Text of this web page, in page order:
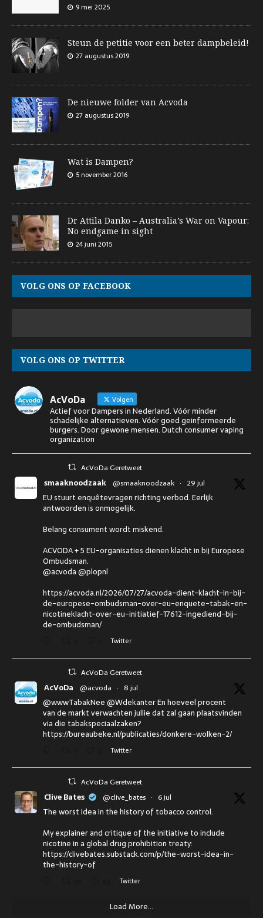
9 mei 2025
Steun de petitie voor een beter dampbeleid!
27 augustus 2019
De nieuwe folder van Acvoda
27 augustus 2019
Wat is Dampen?
5 november 2016
Dr Attila Danko – Australia’s War on Vapour:
No endgame in sight
24 juni 2015
VOLG ONS OP FACEBOOK
VOLG ONS OP TWITTER
AcVoDa Volgen
Actief voor Dampers in Nederland. Vóór minder
schadelijke alternatieven. Vóór goed geinformeerde
burgers. Door gewone mensen. Dutch consumer vaping
organization
AcVoDa Geretweet
smaaknoodzaak @smaaknoodzaak · 29 jul
EU stuurt enquêtevragen richting verbod. Eerlijk
antwoorden is onmogelijk.
Belang consument wordt miskend.
ACVODA + 5 EU-organisaties dienen klacht in bij Europese
Ombudsman.
@acvoda @plopnl
https://acvoda.nl/2026/07/27/acvoda-dient-klacht-in-bij-
de-europese-ombudsman-over-eu-enquete-tabak-en-
nicotineklacht-over-eu-initiatief-17612-ingediend-bij-
de-ombudsman/
Twitter
AcVoDa Geretweet
AcVoDa @acvoda · 8 jul
@wwwTabakNee @Wdekanter En hoeveel procent
van de markt verwachten jullie dat zal gaan plaatsvinden
via die tabakspeciaalzaken?
https://bureaubeke.nl/publicaties/donkere-wolken-2/
Twitter
AcVoDa Geretweet
Clive Bates @clive_bates · 6 jul
The worst idea in the history of tobacco control.
My explainer and critique of the initiative to include
nicotine in a global drug prohibition treaty:
https://clivebates.substack.com/p/the-worst-idea-in-
the-history-of
Twitter
Load More...